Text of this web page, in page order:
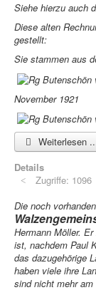
Siehe hierzu auch
Diese alten
gestellt:
Sie stammen aus
November 1921
Weiterlesen
Details
Zugriffe: 1096
Die noch
Hermann Möller.
ist, nachdem Paul
das dazugehörige
haben viele ihre
sind nicht mehr am